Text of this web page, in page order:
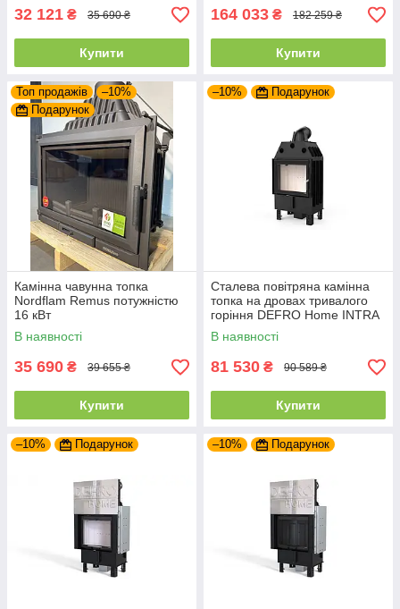
32 121 ₴ 35 690 ₴
Купити
164 033 ₴ 182 259 ₴
Купити
Топ продажів
–10%
Подарунок
Камінна чавунна топка
Nordflam Remus потужністю
16 кВт
В наявності
35 690 ₴ 39 655 ₴
Купити
–10% Подарунок
Сталева повітряна камінна
топка на дровах тривалого
горіння DEFRO Home INTRA
SM
В наявності
81 530 ₴ 90 589 ₴
Купити
–10% Подарунок –10% Подарунок